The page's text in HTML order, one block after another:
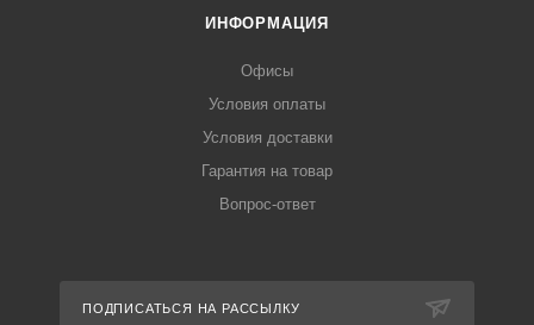
ИНФОРМАЦИЯ
Офисы
Условия оплаты
Условия доставки
Гарантия на товар
Вопрос-ответ
ПОДПИСАТЬСЯ НА РАССЫЛКУ